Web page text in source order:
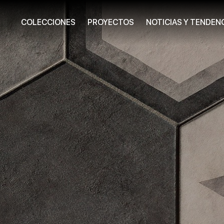
COLECCIONES PROYECTOS NOTICIAS Y